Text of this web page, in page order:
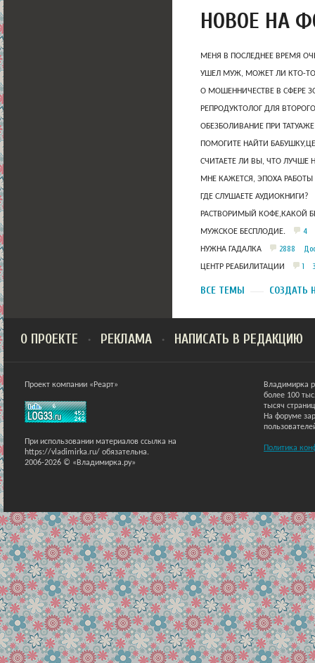
НОВОЕ НА
МЕНЯ В ПОСЛЕДНЕЕ ВРЕМЯ
УШЕЛ МУЖ, МОЖЕТ ЛИ КТО-ТО
О МОШЕННИЧЕСТВЕ В СФЕРЕ
РЕПРОДУКТОЛОГ ДЛЯ
ОБЕЗБОЛИВАНИЕ ПРИ
ПОМОГИТЕ НАЙТИ
СЧИТАЕТЕ ЛИ ВЫ, ЧТО ЛУЧШЕ
МНЕ КАЖЕТСЯ, ЭПОХА
ГДЕ СЛУШАЕТЕ АУДИОКНИГИ?
РАСТВОРИМЫЙ КОФЕ,КАКОЙ
МУЖСКОЕ БЕСПЛОДИЕ. 4
НУЖНА ГАДАЛКА 2888
ЦЕНТР РЕАБИЛИТАЦИИ 1
ВСЕ ТЕМЫ СОЗДАТЬ
О ПРОЕКТЕ РЕКЛАМА НАПИСАТЬ В РЕДАКЦИЮ
Проект компании «Реарт»
При использовании материалов ссылка на
https://vladimirka.ru/ обязательна.
2006-2026 © «Владимирка.ру»
Владимирка
более 100
тысяч
На форуме
Политика